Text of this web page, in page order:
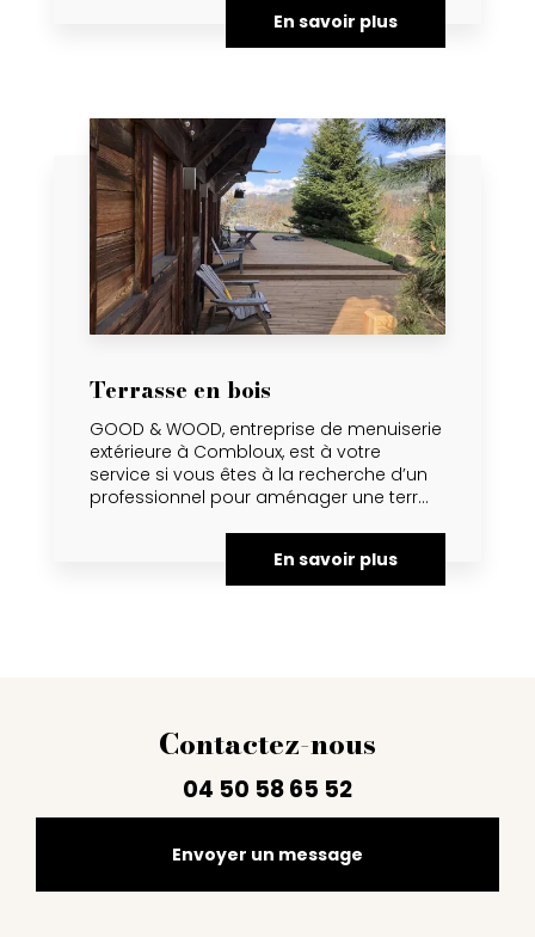
En savoir plus
Terrasse en bois
GOOD & WOOD, entreprise de menuiserie
extérieure à Combloux, est à votre
service si vous êtes à la recherche d’un
professionnel pour aménager une terr...
En savoir plus
Contactez-nous
04 50 58 65 52
Envoyer un message